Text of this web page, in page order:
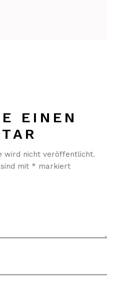
EINEN
wird nicht veröffentlicht.
mit * markiert